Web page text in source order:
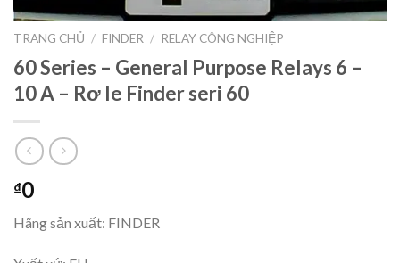
TRANG CHỦ / FINDER / RELAY CÔNG NGHIỆP
60 Series – General Purpose Relays 6 –
10 A – Rơ le Finder seri 60
₫0
Hãng sản xuất: FINDER